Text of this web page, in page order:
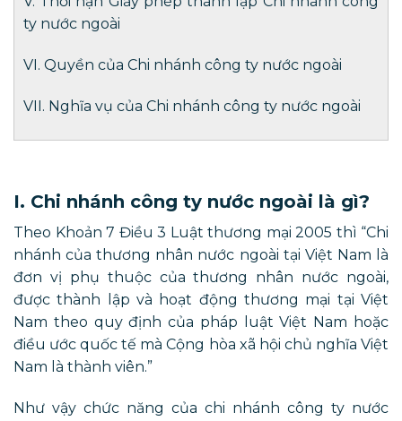
ty nước ngoài
VI. Quyền của Chi nhánh công ty nước ngoài
VII. Nghĩa vụ của Chi nhánh công ty nước ngoài
I. Chi nhánh công ty nước ngoài là gì?
Theo Khoản 7 Điều 3 Luật thương mại 2005 thì “Chi
nhánh của thương nhân nước ngoài tại Việt Nam là
đơn vị phụ thuộc của thương nhân nước ngoài,
được thành lập và hoạt động thương mại tại Việt
Nam theo quy định của pháp luật Việt Nam hoặc
điều ước quốc tế mà Cộng hòa xã hội chủ nghĩa Việt
Nam là thành viên.”
Như vậy chức năng của chi nhánh công ty nước